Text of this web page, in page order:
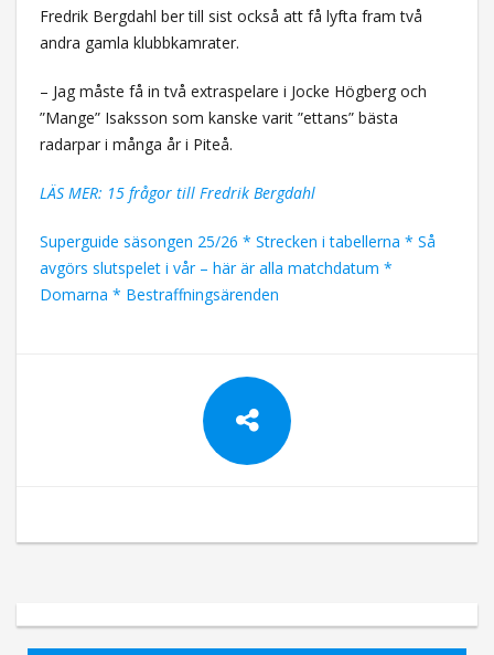
Fredrik Bergdahl ber till sist också att få lyfta fram två
andra gamla klubbkamrater.
– Jag måste få in två extraspelare i Jocke Högberg och
”Mange” Isaksson som kanske varit ”ettans” bästa
radarpar i många år i Piteå.
LÄS MER: 15 frågor till Fredrik Bergdahl
Superguide säsongen 25/26 * Strecken i tabellerna * Så
avgörs slutspelet i vår – här är alla matchdatum *
Domarna * Bestraffningsärenden